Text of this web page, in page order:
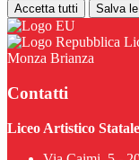
Accetta tutti Salva
Monza Brianza
Contatti
Liceo Artistico